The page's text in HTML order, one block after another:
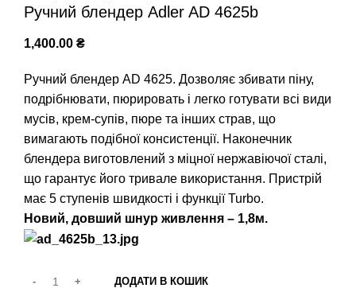
Ручний блендер Adler AD 4625b
1,400.00 ₴
Ручний блендер AD 4625. Дозволяє збивати піну,
подрібнювати, пюрировать і легко готувати всі види
мусів, крем-супів, пюре та інших страв, що
вимагають подібної консистенції. Наконечник
блендера виготовлений з міцної нержавіючої сталі,
що гарантує його тривале використання. Пристрій
має 5 ступенів швидкості і функції Turbo.
Новий, довший шнур живлення – 1,8м.
ДОДАТИ В КОШИК